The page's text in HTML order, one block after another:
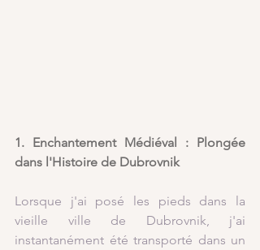
1. Enchantement Médiéval : Plongée
dans l'Histoire de Dubrovnik
Lorsque j'ai posé les pieds dans la
vieille ville de Dubrovnik, j'ai
instantanément été transporté dans un